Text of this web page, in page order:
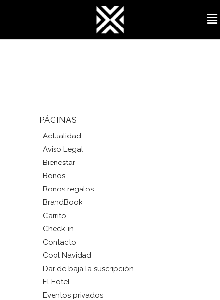
PÁGINAS
Actualidad
Aviso Legal
Bienestar
Bonos
Bonos regalos
BrandBook
Carrito
Check-in
Contacto
Cool Navidad
Dar de baja la suscripción
El Hotel
Eventos privados